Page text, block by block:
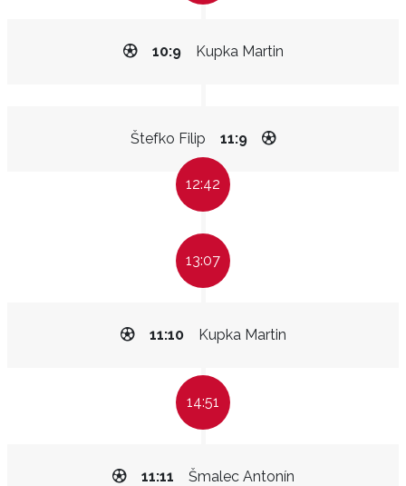
Kupka Martin
10:9
Štefko Filip 11:9
12:42
13:07
Kupka Martin
11:10
14:51
Šmalec Antonín
11:11